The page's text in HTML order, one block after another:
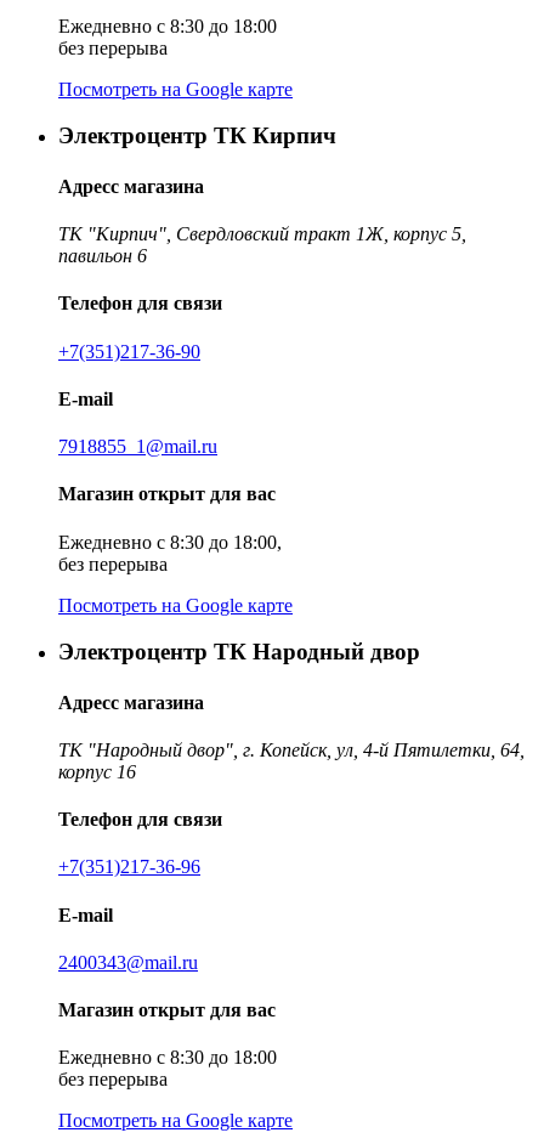
Ежедневно с 8:30 до 18:00
без перерыва
Посмотреть на Google карте
Электроцентр ТК Кирпич
Адресс магазина
ТК "Кирпич", Свердловский тракт 1Ж, корпус 5,
павильон 6
Телефон для связи
+7(351)217-36-90
E-mail
7918855_1@mail.ru
Магазин открыт для вас
Ежедневно с 8:30 до 18:00,
без перерыва
Посмотреть на Google карте
Электроцентр ТК Народный двор
Адресс магазина
ТК "Народный двор", г. Копейск, ул, 4-й Пятилетки, 64,
корпус 16
Телефон для связи
+7(351)217-36-96
E-mail
2400343@mail.ru
Магазин открыт для вас
Ежедневно с 8:30 до 18:00
без перерыва
Посмотреть на Google карте